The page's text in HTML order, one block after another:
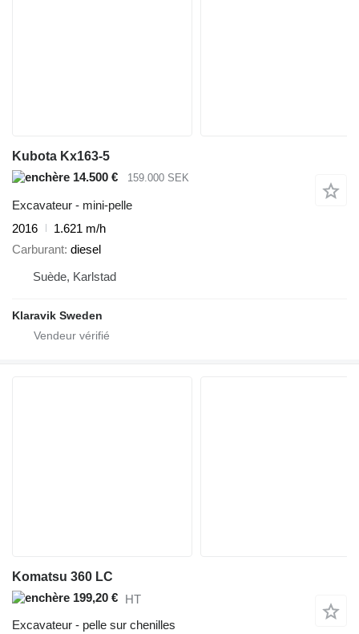
Kubota Kx163-5
14.500 €
159.000 SEK
Excavateur - mini-pelle
2016
1.621 m/h
Carburant diesel
Suède, Karlstad
Klaravik Sweden
Komatsu 360 LC
199,20 € HT
Excavateur - pelle sur chenilles